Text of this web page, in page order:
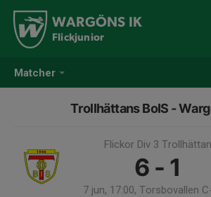
Matcher
WARGÖNS IK
Flickjunior
Trollhättans BoIS -
Flickor Div 3 Trollhättan
6 - 1
7 jun, 17:00, Torsbovallen